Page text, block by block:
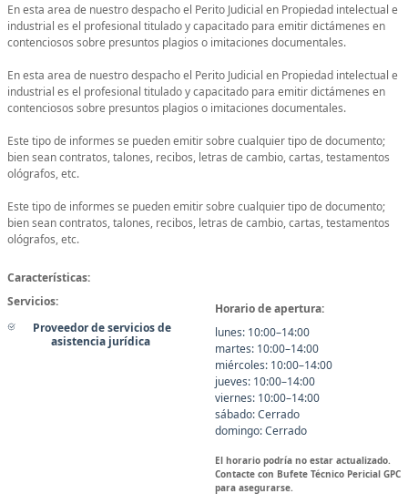
En esta area de nuestro despacho el Perito Judicial en Propiedad intelectual e
industrial es el profesional titulado y capacitado para emitir dictámenes en
contenciosos sobre presuntos plagios o imitaciones documentales.
En esta area de nuestro despacho el Perito Judicial en Propiedad intelectual e
industrial es el profesional titulado y capacitado para emitir dictámenes en
contenciosos sobre presuntos plagios o imitaciones documentales.
Este tipo de informes se pueden emitir sobre cualquier tipo de documento;
bien sean contratos, talones, recibos, letras de cambio, cartas, testamentos
ológrafos, etc.
Este tipo de informes se pueden emitir sobre cualquier tipo de documento;
bien sean contratos, talones, recibos, letras de cambio, cartas, testamentos
ológrafos, etc.
Características:
Servicios:
Proveedor de servicios de
asistencia jurídica
Horario de apertura:
lunes: 10:00–14:00
martes: 10:00–14:00
miércoles: 10:00–14:00
jueves: 10:00–14:00
viernes: 10:00–14:00
sábado: Cerrado
domingo: Cerrado
El horario podría no estar actualizado.
Contacte con Bufete Técnico Pericial GPC
para asegurarse.